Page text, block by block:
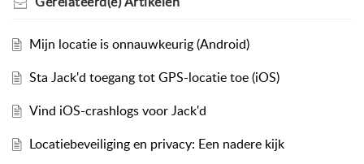
Mijn locatie is onnauwkeurig (Android)
Sta Jack'd toegang tot GPS-locatie toe (iOS)
Vind iOS-crashlogs voor Jack'd
Locatiebeveiliging en privacy: Een nadere kijk